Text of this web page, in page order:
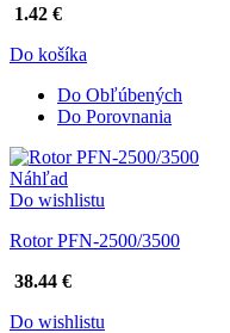
1.42 €
Do košíka
Do Obľúbených
Do Porovnania
Náhľad
Do wishlistu
Rotor PFN-2500/3500
38.44 €
Do wishlistu